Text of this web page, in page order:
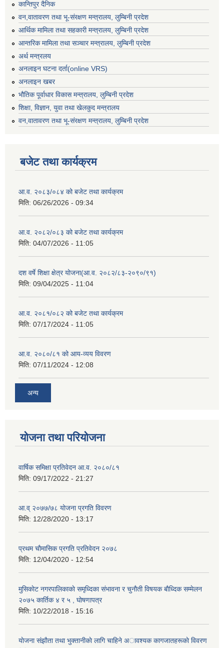
कान्तिपुर दैनिक
वन,वातावरण तथा भू-संरक्षण मन्त्रालय, लुम्बिनी प्रदेश
आर्थिक मामिला तथा सहकारी मन्त्रालय, लुम्बिनी प्रदेश
आन्तरिक मामिला तथा सञ्चार मन्त्रालय, लुम्बिनी प्रदेश
अर्थ मन्त्रलय
अनलाइन घटना दर्ता(online VRS)
अनलाइन खबर
भौतिक पूर्वाधार विकास मन्त्रालय, लुम्बिनी प्रदेश
शिक्षा, विज्ञान, युवा तथा खेलकुद मन्‍‍त्रालय
वन,वातावरण तथा भू-संरक्षण मन्त्रालय, लुम्बिनी प्रदेश
बजेट तथा कार्यक्रम
आ.व. २०८३/०८४ को बजेट तथा कार्यक्रम
मिति: 06/26/2026 - 09:34
आ.व. २०८२/०८३ को बजेट तथा कार्यक्रम
मिति: 04/07/2026 - 11:05
दश वर्षे शिक्षा क्षेत्र योजना(आ.व. २०८२/८३-२०९०/९१)
मिति: 09/04/2025 - 11:04
आ.व. २०८१/०८२ को बजेट तथा कार्यक्रम
मिति: 07/17/2024 - 11:05
आ.व. २०८०/८१ को आय-व्यय विवरण
मिति: 07/11/2024 - 12:08
अन्य
योजना तथा परियोजना
वार्षिक समिक्षा प्रतिवेदन आ.व. २०८०/८१
मिति: 09/17/2022 - 21:27
आ.व् २०७७/७८ योजना प्रगति विवरण
मिति: 12/28/2020 - 13:17
प्रथम चाैमासिक प्रगति प्रतिवेदन २०७८
मिति: 12/04/2020 - 12:54
मुसिकाेट नगरपालिकाकाे समृध्दिका संभावना र चुनाैती विषयक बाैध्दिक सम्मेलन
२०७५ कार्तिक ४ र ५ , घाेषणापत्र
मिति: 10/22/2018 - 15:16
याेजना संझाैता तथा भुक्तानीकाे लागि चाहिने अावश्यक कागजातहरूकाे विवरण